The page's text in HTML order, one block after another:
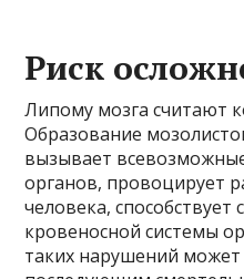
Риск
Липому мозга считают
Образование
вызывает
органов, провоцирует
человека, способствует
кровеносной системы
таких нарушений может